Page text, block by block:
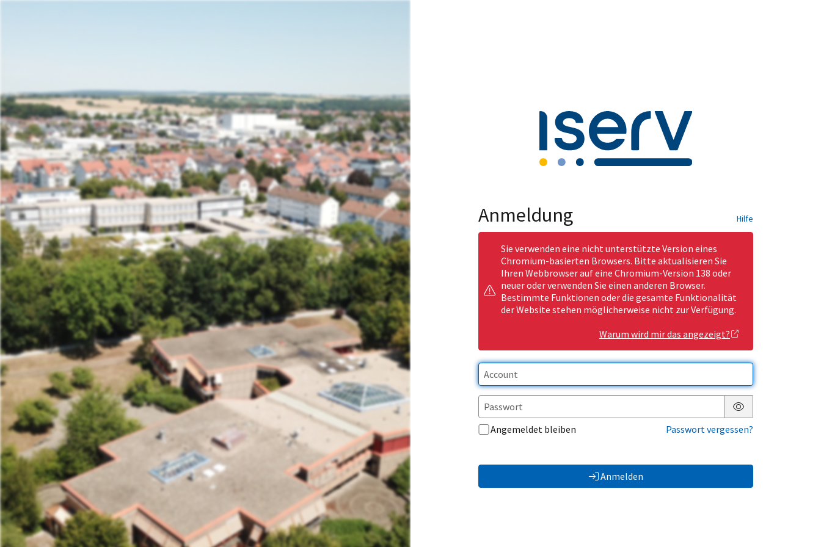
Anmeldung Hilfe
Sie verwenden eine nicht unterstützte Version eines
Chromium-basierten Browsers. Bitte aktualisieren Sie
Ihren Webbrowser auf eine Chromium-Version 138 oder
neuer oder verwenden Sie einen anderen Browser.
Bestimmte Funktionen oder die gesamte Funktionalität
der Website stehen möglicherweise nicht zur Verfügung.
Warum wird mir das angezeigt?
Passwort anzeigen
Angemeldet bleiben
Passwort vergessen?
Anmelden